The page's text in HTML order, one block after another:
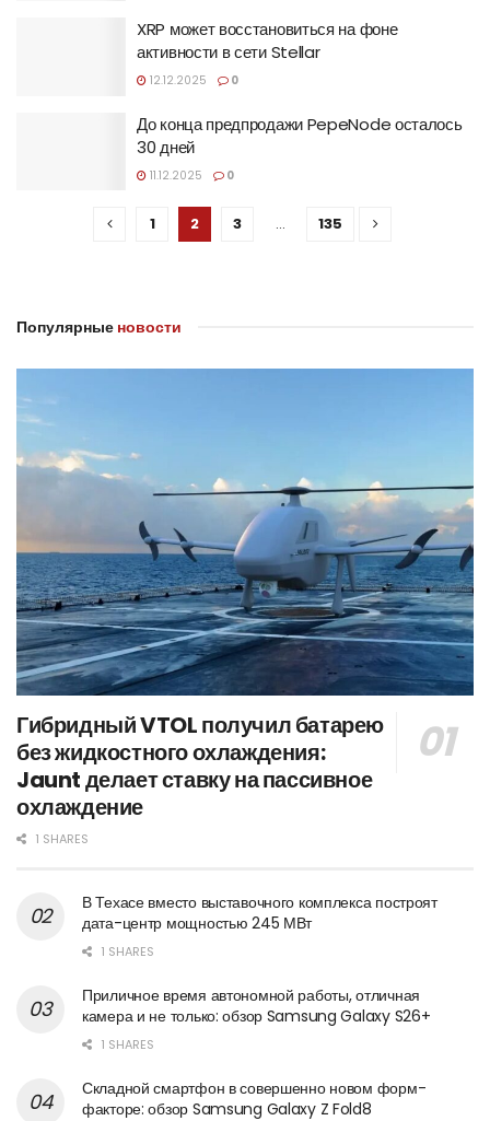
XRP может восстановиться на фоне
активности в сети Stellar
12.12.2025 0
До конца предпродажи PepeNode осталось
30 дней
11.12.2025 0
1 2 3 … 135
Популярные новости
Гибридный VTOL получил батарею
без жидкостного охлаждения:
Jaunt делает ставку на пассивное
охлаждение
1 SHARES
В Техасе вместо выставочного комплекса построят
дата-центр мощностью 245 МВт
1 SHARES
Приличное время автономной работы, отличная
камера и не только: обзор Samsung Galaxy S26+
1 SHARES
Складной смартфон в совершенно новом форм-
факторе: обзор Samsung Galaxy Z Fold8